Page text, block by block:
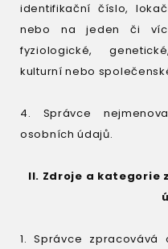
identifikační číslo,
nebo na jeden či
fyziologické,
kulturní nebo
4. Správce
osobních údajů.
II. Zdroje a kategorie
1. Správce